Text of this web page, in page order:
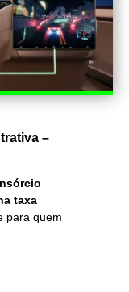
–
taxa
para quem